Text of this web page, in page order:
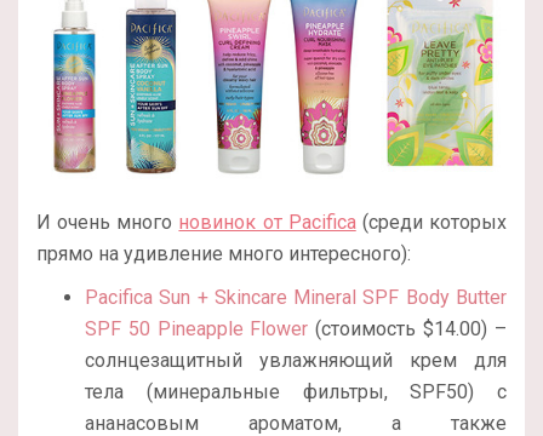
И очень много новинок от Pacifica(среди которых
прямо на удивление много интересного):
Pacifica Sun + Skincare Mineral SPF Body Butter
SPF 50 Pineapple Flower (стоимость $14.00) –
солнцезащитный увлажняющий крем для
тела (минеральные фильтры, SPF50) с
ананасовым ароматом, а также